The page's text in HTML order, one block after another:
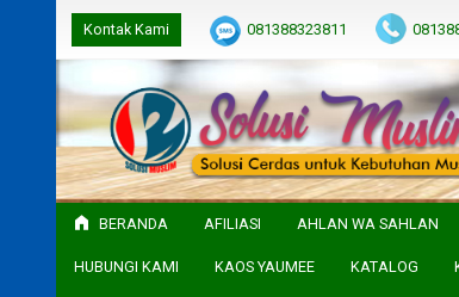
Kontak Kami 081388323811
BERANDA AFILIASI AHLAN WA SAHLAN
HUBUNGI KAMI KAOS YAUMEE KATALOG